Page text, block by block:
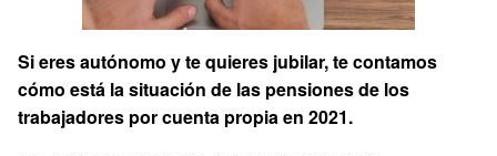
Si eres autónomo y te quieres jubilar, te contamos
cómo está la situación de las pensiones de los
trabajadores por cuenta propia en 2021.